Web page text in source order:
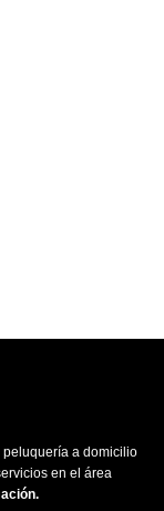
peluquería a domicilio
en el área
.